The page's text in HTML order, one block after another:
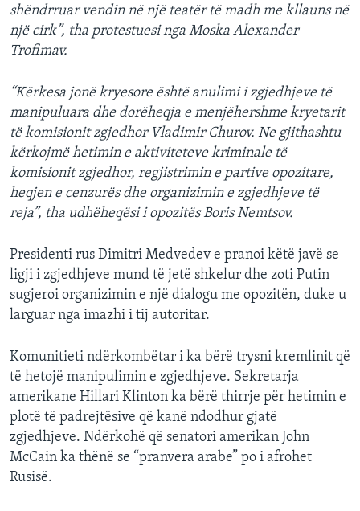
shëndrruar vendin në një teatër të madh me kllauns në
një cirk”, tha protestuesi nga Moska Alexander
Trofimav.
“Kërkesa jonë kryesore është anulimi i zgjedhjeve të
manipuluara dhe dorëheqja e menjëhershme kryetarit
të komisionit zgjedhor Vladimir Churov. Ne gjithashtu
kërkojmë hetimin e aktiviteteve kriminale të
komisionit zgjedhor, regjistrimin e partive opozitare,
heqjen e cenzurës dhe organizimin e zgjedhjeve të
reja”, tha udhëheqësi i opozitës Boris Nemtsov.
Presidenti rus Dimitri Medvedev e pranoi këtë javë se
ligji i zgjedhjeve mund të jetë shkelur dhe zoti Putin
sugjeroi organizimin e një dialogu me opozitën, duke u
larguar nga imazhi i tij autoritar.
Komunitieti ndërkombëtar i ka bërë trysni kremlinit që
të hetojë manipulimin e zgjedhjeve. Sekretarja
amerikane Hillari Klinton ka bërë thirrje për hetimin e
plotë të padrejtësive që kanë ndodhur gjatë
zgjedhjeve. Ndërkohë që senatori amerikan John
McCain ka thënë se “pranvera arabe” po i afrohet
Rusisë.